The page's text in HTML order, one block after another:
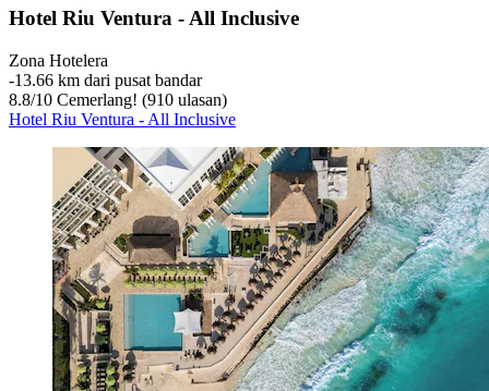
Hotel Riu Ventura - All Inclusive
Zona Hotelera
‐13.66 km dari pusat bandar
8.8/10 Cemerlang! (910 ulasan)
Hotel Riu Ventura - All Inclusive